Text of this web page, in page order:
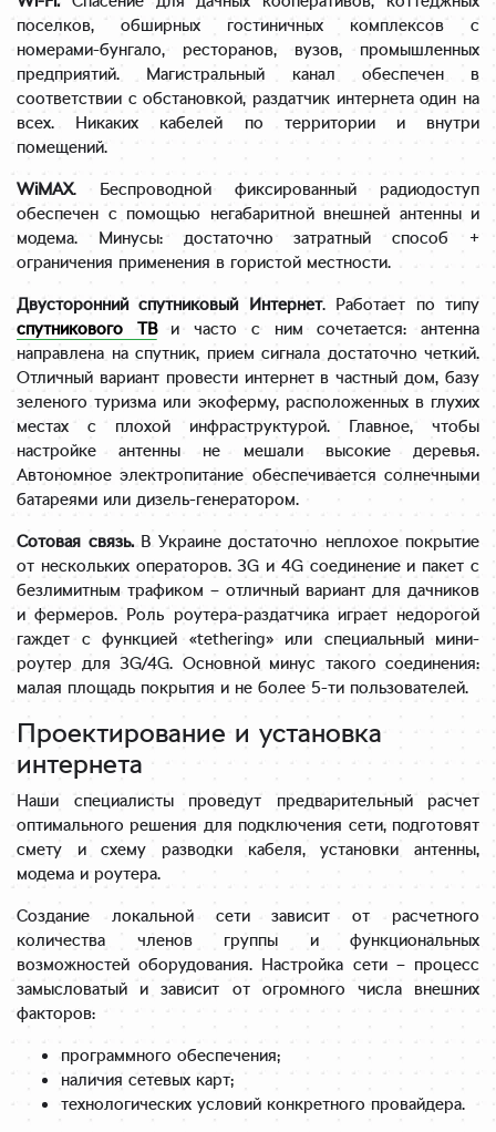
поселков, обширных гостиничных комплексов с
номерами-бунгало, ресторанов, вузов, промышленных
предприятий. Магистральный канал обеспечен в
соответствии с обстановкой, раздатчик интернета один на
всех. Никаких кабелей по территории и внутри
помещений.
WiMAX. Беспроводной фиксированный радиодоступ
обеспечен с помощью негабаритной внешней антенны и
модема. Минусы: достаточно затратный способ +
ограничения применения в гористой местности.
Двусторонний спутниковый Интернет. Работает по типу
спутникового ТВи часто с ним сочетается: антенна
направлена на спутник, прием сигнала достаточно четкий.
Отличный вариант провести интернет в частный дом, базу
зеленого туризма или экоферму, расположенных в глухих
местах с плохой инфраструктурой. Главное, чтобы
настройке антенны не мешали высокие деревья.
Автономное электропитание обеспечивается солнечными
батареями или дизель-генератором.
Сотовая связь.В Украине достаточно неплохое покрытие
от нескольких операторов. 3G и 4G соединение и пакет с
безлимитным трафиком – отличный вариант для дачников
и фермеров. Роль роутера-раздатчика играет недорогой
гаждет с функцией «tethering» или специальный мини-
роутер для 3G/4G. Основной минус такого соединения:
малая площадь покрытия и не более 5-ти пользователей.
Проектирование и установка
интернета
Наши специалисты проведут предварительный расчет
оптимального решения для подключения сети, подготовят
смету и схему разводки кабеля, установки антенны,
модема и роутера.
Создание локальной сети зависит от расчетного
количества членов группы и функциональных
возможностей оборудования. Настройка сети – процесс
замысловатый и зависит от огромного числа внешних
факторов:
программного обеспечения;
наличия сетевых карт;
технологических условий конкретного провайдера.